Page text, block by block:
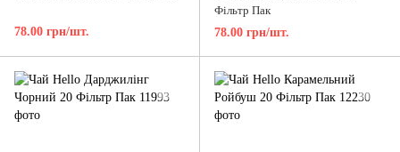
78.00 грн/шт.
Фільтр Пак
78.00 грн/шт.